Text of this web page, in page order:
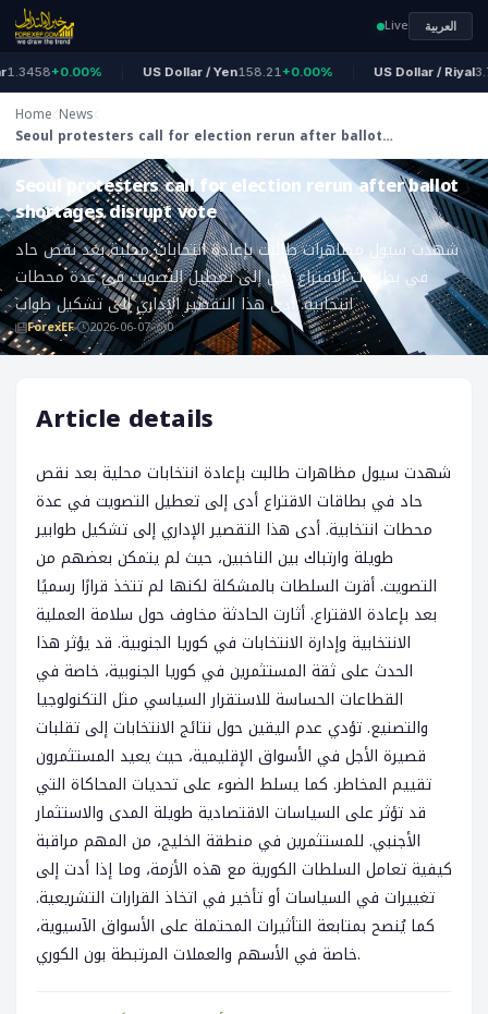
Live العربية
+0.00% US Dollar / Yen158.21+0.00% US Dollar / Riyal
Home News
Seoul protesters call for election rerun after ballot
shortages disrupt vote
ForexEF
Seoul protesters call for election rerun after ballot
shortages disrupt vote
شهدت سيول مظاهرات طالبت بإعادة انتخابات محلية بعد نقص حاد
في بطاقات الاقتراع أدى إلى تعطيل التصويت في عدة محطات
انتخابية. أدى هذا التقصير الإداري إلى تشكيل طواب
ForexEF 2026-06-07 0
Article details
شهدت سيول مظاهرات طالبت بإعادة انتخابات محلية بعد نقص
حاد في بطاقات الاقتراع أدى إلى تعطيل التصويت في عدة
محطات انتخابية. أدى هذا التقصير الإداري إلى تشكيل طوابير
طويلة وارتباك بين الناخبين، حيث لم يتمكن بعضهم من
التصويت. أقرت السلطات بالمشكلة لكنها لم تتخذ قرارًا رسميًا
بعد بإعادة الاقتراع. أثارت الحادثة مخاوف حول سلامة العملية
الانتخابية وإدارة الانتخابات في كوريا الجنوبية. قد يؤثر هذا
الحدث على ثقة المستثمرين في كوريا الجنوبية، خاصة في
القطاعات الحساسة للاستقرار السياسي مثل التكنولوجيا
والتصنيع. تؤدي عدم اليقين حول نتائج الانتخابات إلى تقلبات
قصيرة الأجل في الأسواق الإقليمية، حيث يعيد المستثمرون
تقييم المخاطر. كما يسلط الضوء على تحديات المحاكاة التي
قد تؤثر على السياسات الاقتصادية طويلة المدى والاستثمار
الأجنبي. للمستثمرين في منطقة الخليج، من المهم مراقبة
كيفية تعامل السلطات الكورية مع هذه الأزمة، وما إذا أدت إلى
تغييرات في السياسات أو تأخير في اتخاذ القرارات التشريعية.
كما يُنصح بمتابعة التأثيرات المحتملة على الأسواق الآسيوية،
خاصة في الأسهم والعملات المرتبطة بون الكوري.